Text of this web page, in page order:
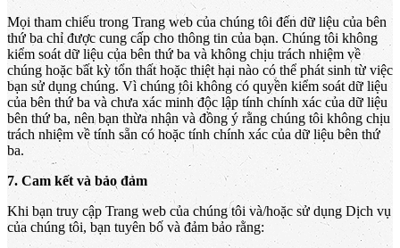
Mọi tham chiếu trong Trang web của chúng tôi đến dữ liệu của bên
thứ ba chỉ được cung cấp cho thông tin của bạn. Chúng tôi không
kiểm soát dữ liệu của bên thứ ba và không chịu trách nhiệm về
chúng hoặc bất kỳ tổn thất hoặc thiệt hại nào có thể phát sinh từ việc
bạn sử dụng chúng. Vì chúng tôi không có quyền kiểm soát dữ liệu
của bên thứ ba và chưa xác minh độc lập tính chính xác của dữ liệu
bên thứ ba, nên bạn thừa nhận và đồng ý rằng chúng tôi không chịu
trách nhiệm về tính sẵn có hoặc tính chính xác của dữ liệu bên thứ
ba.
7. Cam kết và bảo đảm
Khi bạn truy cập Trang web của chúng tôi và/hoặc sử dụng Dịch vụ
của chúng tôi, bạn tuyên bố và đảm bảo rằng: